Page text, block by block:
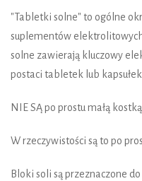
"Tabletki solne" to ogólne
suplementów
solne zawierają kluczowy
postaci tabletek lub
NIE SĄ po prostu małą
W rzeczywistości są to po
Bloki soli są przeznaczone